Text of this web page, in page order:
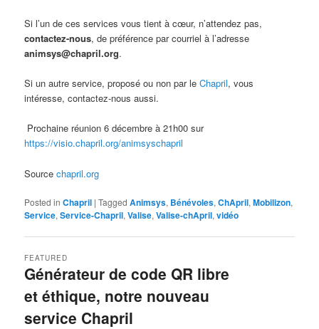
Si l’un de ces services vous tient à cœur, n’attendez pas,
contactez-nous, de préférence par courriel à l’adresse
animsys@chapril.org.
Si un autre service, proposé ou non par leChapril, vous
intéresse, contactez-nous aussi.
Prochaine réunion 6 décembre à 21h00 sur
https://visio.chapril.org/animsyschapril
Sourcechapril.org
Posted in Chapril |Tagged Animsys, Bénévoles,ChApril,Mobilizon,
Service,Service-Chapril,Valise,Valise-chApril,vidéo
Générateur de code QR libre
et éthique, notre nouveau
service Chapril
FEATURED